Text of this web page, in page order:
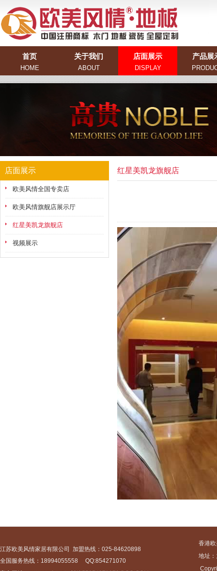
首页
HOME
关于我们
ABOUT
店面展示
DISPLAY
产品展
店面展示
欧美风情全国专卖店
欧美风情旗舰店展示厅
红星美凯龙旗舰店
视频展示
红星美凯龙旗舰店
江苏欧美风情家居有限公司 加盟热线：025-84620898
全国服务热线：18994055558 QQ:854271070
香港
地址